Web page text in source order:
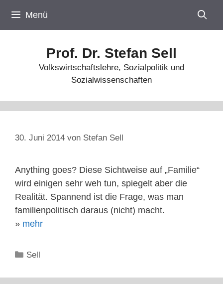
Inhalt
springen
Menü
Prof. Dr. Stefan Sell
Volkswirtschaftslehre, Sozialpolitik und
Sozialwissenschaften
30. Juni 2014 von Stefan Sell
Anything goes? Diese Sichtweise auf „Familie“
wird einigen sehr weh tun, spiegelt aber die
Realität. Spannend ist die Frage, was man
familienpolitisch daraus (nicht) macht.
» mehr
Kategorien
Sell